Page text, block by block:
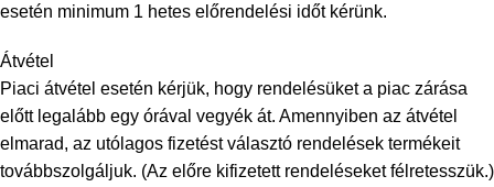
esetén minimum 1 hetes előrendelési időt kérünk.
Átvétel
Piaci átvétel esetén kérjük, hogy rendelésüket a piac zárása
előtt legalább egy órával vegyék át. Amennyiben az átvétel
elmarad, az utólagos fizetést választó rendelések termékeit
továbbszolgáljuk. (Az előre kifizetett rendeléseket félretesszük.)